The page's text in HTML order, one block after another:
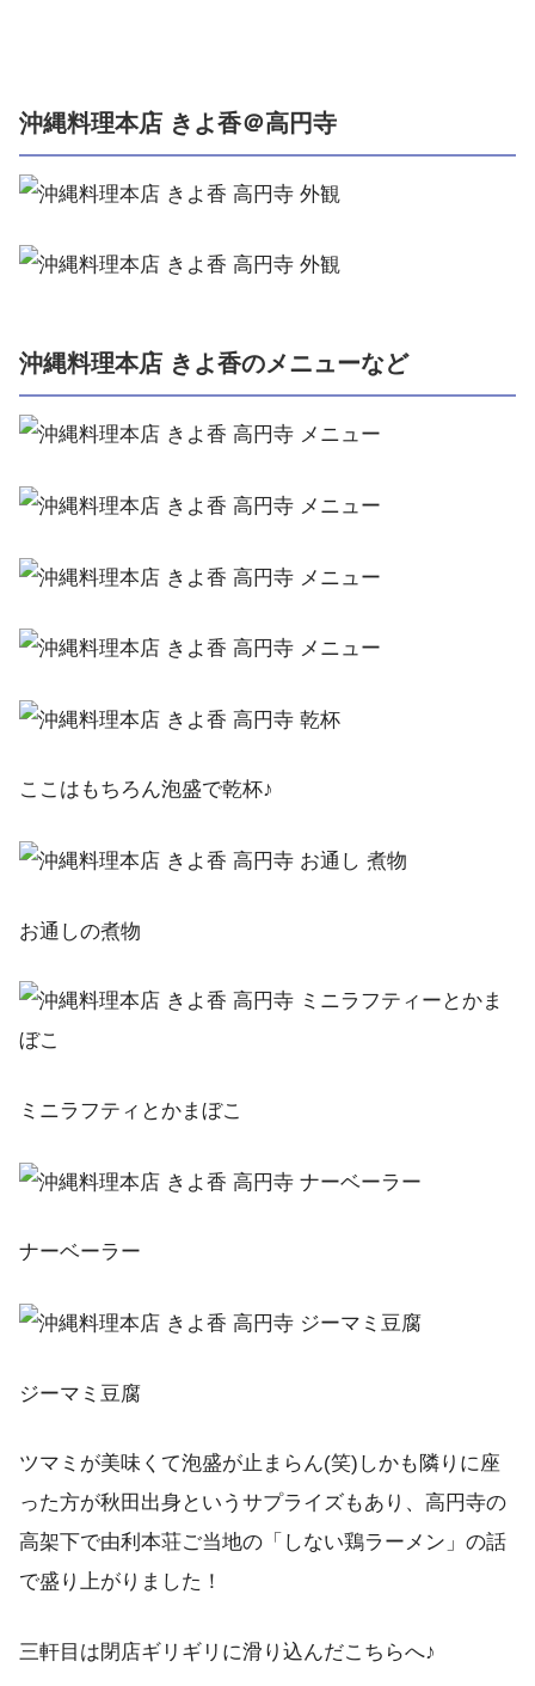
沖縄料理本店 きよ香＠高円寺
沖縄料理本店 きよ香のメニューなど
ここはもちろん泡盛で乾杯♪
お通しの煮物
ミニラフティとかまぼこ
ナーベーラー
ジーマミ豆腐
ツマミが美味くて泡盛が止まらん(笑)しかも隣りに座
った方が秋田出身というサプライズもあり、高円寺の
高架下で由利本荘ご当地の「しない鶏ラーメン」の話
で盛り上がりました！
三軒目は閉店ギリギリに滑り込んだこちらへ♪